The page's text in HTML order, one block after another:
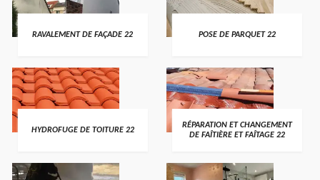
RAVALEMENT DE FAÇADE 22 POSE DE PARQUET 22
HYDROFUGE DE TOITURE 22
RÉPARATION ET CHANGEMENT
DE FAÎTIÈRE ET FAÎTAGE 22